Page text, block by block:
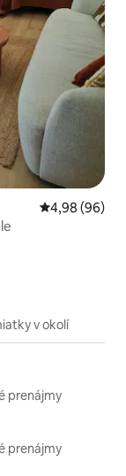
Priemerné
4,98 (96)
v okolí
prenájmy
prenájmy